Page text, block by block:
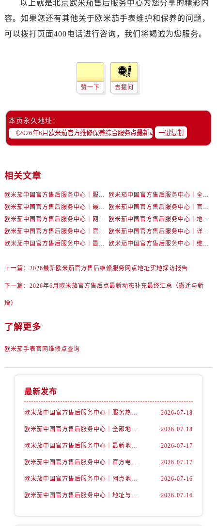
新疆维吾尔自治区阜康市博峰路售后服务中心（需提前预约）
新疆维吾尔自治区哈密市伊州区建国北路售后服务中心（需提前预约）
新疆维吾尔自治区和田市和田市北京西路售后服务中心（需提前预约）
新疆维吾尔自治区库车市库车市文化东路售后服务中心（需提前预约）
新疆维吾尔自治区双河市光明路售后服务中心（需提前预约）
新疆维吾尔自治区塔城市塔城地区闻琴路售后服务中心（需提前预约）
新疆维吾尔自治区铁门关市兴疆路售后服务中心（需提前预约）
新疆维吾尔自治区图木舒克市图木舒克市中兴街售后服务中心（需提前预约）
新疆维吾尔自治区新星市东风路售后服务中心（需提前预约）
以上就是北京欧米茄售后服务中心为您分享的精彩内
容。如果您还有其他关于欧米茄手表维护和保养的问题，
可以拨打页面400电话进行咨询，我们将竭诚为您服务。
赞一下 去提问
本页永久地址：
一键复制
相关文章
欧米茄中国官方售后服务中心｜服务热线及详细地址权威信息公告（2026年7月最新）
欧米茄中国官方售后服务中心｜全部地址与售后电话权威信息声明（2026年7月最新）
欧米茄中国官方售后服务中心｜最新地址及官方服务热线权威信息公告（2026年7月最新）
欧米茄中国官方售后服务中心｜官方电话和维修地址权威信息公告（2026年7月最新）
欧米茄中国官方售后服务中心｜网点地址和官方热线权威信息通知（2026年7月最新）
欧米茄中国官方售后服务中心｜地址与24小时服务电话权威信息公告（2026年7月最新）
欧米茄中国官方售后服务中心｜官方地址与售后电话权威信息公告（2026年7月最新）
欧米茄中国官方售后服务中心｜详细地址与官方电话权威信息通告（2026年7月最新）
欧米茄中国官方售后服务中心｜最新热线电话与地址权威信息公告（2026年7月最新）
欧米茄中国官方售后服务中心｜维修地址与售后服务电话权威信息声明（2026年7月最新）
上一篇： 2026最新欧米茄官方售后维修服务网点地址实地探访报告
下一篇： 2026年6月欧米茄官方售后点最新动态补充最终汇总（搬迁与新
增）
了解更多
欧米茄手表官网维修点查询
最新发布
欧米茄中国官方售后服务中心｜服务热线及详细地址权威信息公告（2026年7月最新） 2026-07-18
欧米茄中国官方售后服务中心｜全部地址与售后电话权威信息声明（2026年7月最新） 2026-07-18
欧米茄中国官方售后服务中心｜最新地址及官方服务热线权威信息公告（2026年7月最新） 2026-07-17
欧米茄中国官方售后服务中心｜官方电话和维修地址权威信息公告（2026年7月最新） 2026-07-17
欧米茄中国官方售后服务中心｜网点地址和官方热线权威信息通知（2026年7月最新） 2026-07-16
欧米茄中国官方售后服务中心｜地址与24小时服务电话权威信息公告（2026年7月最新） 2026-07-16